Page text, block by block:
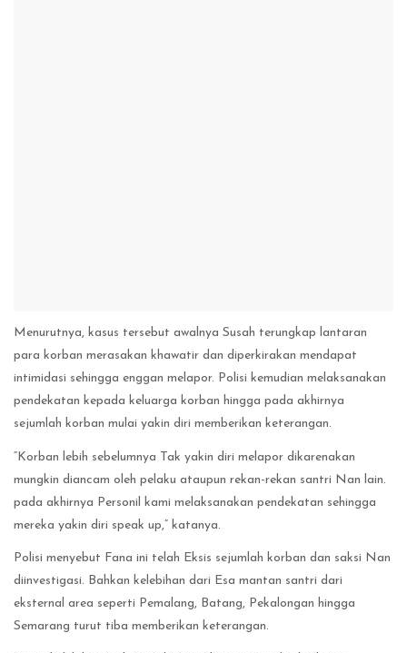
Menurutnya, kasus tersebut awalnya Susah terungkap lantaran
para korban merasakan khawatir dan diperkirakan mendapat
intimidasi sehingga enggan melapor. Polisi kemudian melaksanakan
pendekatan kepada keluarga korban hingga pada akhirnya
sejumlah korban mulai yakin diri memberikan keterangan.
“Korban lebih sebelumnya Tak yakin diri melapor dikarenakan
mungkin diancam oleh pelaku ataupun rekan-rekan santri Nan lain.
pada akhirnya Personil kami melaksanakan pendekatan sehingga
mereka yakin diri speak up,” katanya.
Polisi menyebut Fana ini telah Eksis sejumlah korban dan saksi Nan
diinvestigasi. Bahkan kelebihan dari Esa mantan santri dari
eksternal area seperti Pemalang, Batang, Pekalongan hingga
Semarang turut tiba memberikan keterangan.